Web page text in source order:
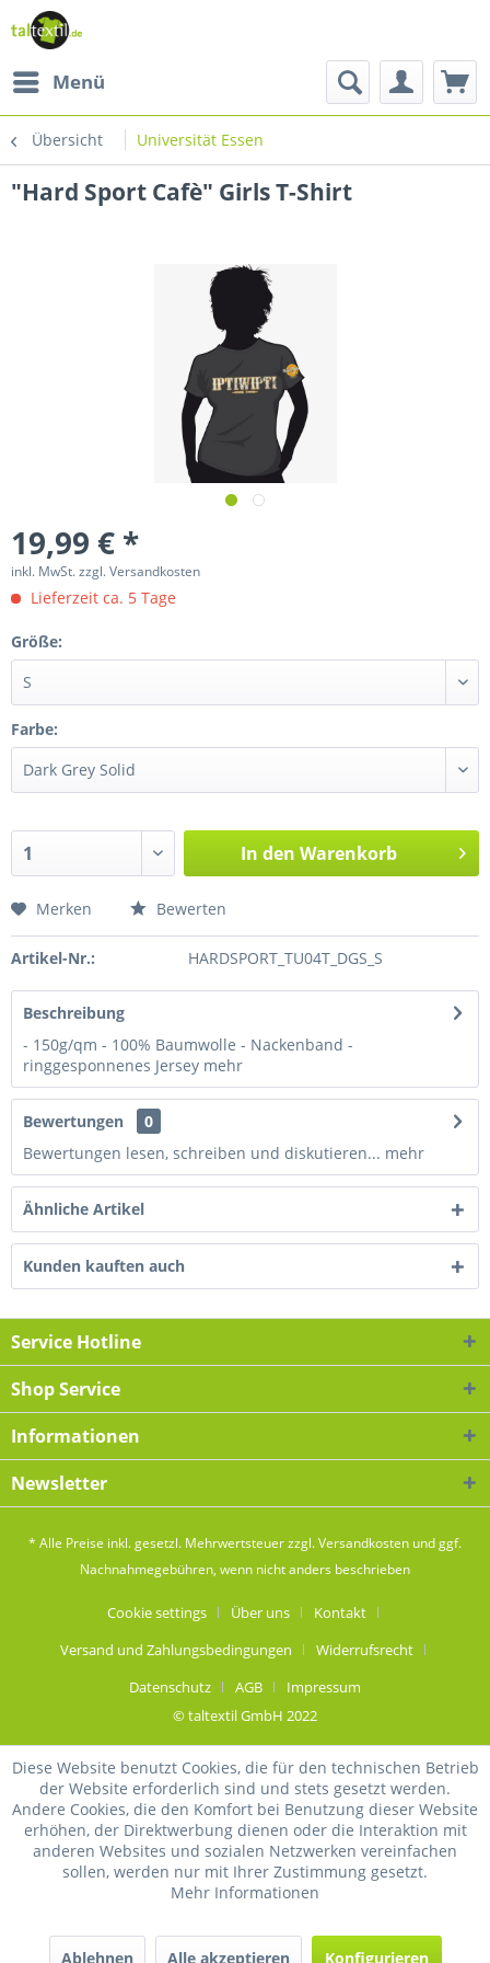
Menü
Übersicht Universität Essen
"Hard Sport Cafè" Girls T-Shirt
19,99 € *
inkl. MwSt.zzgl. Versandkosten
Lieferzeit ca. 5 Tage
Größe:
Farbe:
In den Warenkorb
Merken Bewerten
Artikel-Nr.: HARDSPORT_TU04T_DGS_S
Beschreibung
- 150g/qm - 100% Baumwolle - Nackenband -
ringgesponnenes Jersey mehr
Bewertungen
0
Bewertungen lesen, schreiben und diskutieren... mehr
Ähnliche Artikel
Kunden kauften auch
Service Hotline
Shop Service
Informationen
Newsletter
* Alle Preise inkl. gesetzl. Mehrwertsteuer zzgl.Versandkosten und ggf.
Nachnahmegebühren, wenn nicht anders beschrieben
Cookie settings Über uns
Kontakt
Versand und Zahlungsbedingungen
Widerrufsrecht
Datenschutz
AGB
Impressum
© taltextil GmbH 2022
Diese Website benutzt Cookies, die für den technischen Betrieb
der Website erforderlich sind und stets gesetzt werden.
Andere Cookies, die den Komfort bei Benutzung dieser Website
erhöhen, der Direktwerbung dienen oder die Interaktion mit
anderen Websites und sozialen Netzwerken vereinfachen
sollen, werden nur mit Ihrer Zustimmung gesetzt.
Mehr Informationen
Ablehnen Alle akzeptieren Konfigurieren